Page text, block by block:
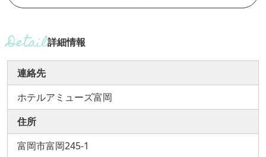
詳細情報
連絡先
ホテルアミューズ富岡
住所
富岡市富岡245-1